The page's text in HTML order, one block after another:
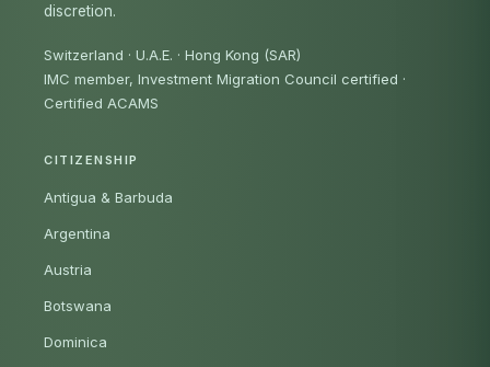
discretion.
Switzerland · U.A.E. · Hong Kong (SAR)
IMC member, Investment Migration Council certified ·
Certified ACAMS
CITIZENSHIP
Antigua & Barbuda
Argentina
Austria
Botswana
Dominica